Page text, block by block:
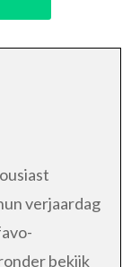
verjaardag
bekijk